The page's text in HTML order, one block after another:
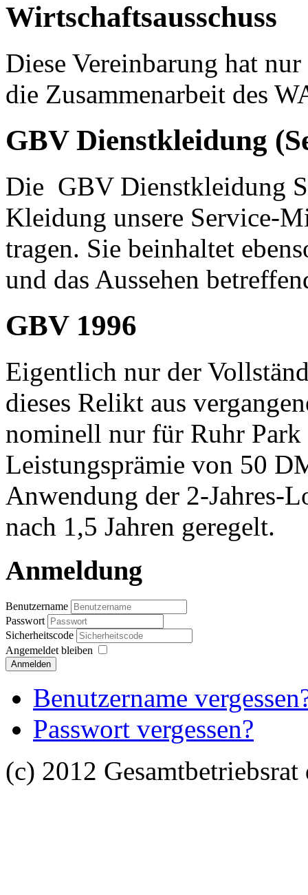
Wirtschaftsausschuss
Diese Vereinbarung hat
die Zusammenarbeit des
GBV Dienstkleidung
Die GBV Dienstkleidung
Kleidung unsere Service-
tragen. Sie beinhaltet
und das Aussehen
GBV 1996
Eigentlich nur der
dieses Relikt aus
nominell nur für Ruhr
Leistungsprämie von 50
Anwendung der 2-Jahres-
nach 1,5 Jahren geregelt.
Anmeldung
Benutzername
Passwort
Sicherheitscode
Angemeldet bleiben
Anmelden
Benutzername
Passwort vergessen?
(c) 2012